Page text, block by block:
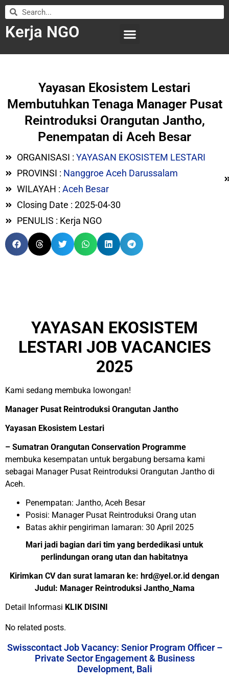
Kerja NGO
Yayasan Ekosistem Lestari
Membutuhkan Tenaga Manager Pusat
Reintroduksi Orangutan Jantho,
Penempatan di Aceh Besar
ORGANISASI : YAYASAN EKOSISTEM LESTARI
PROVINSI : Nanggroe Aceh Darussalam
WILAYAH : Aceh Besar
Closing Date : 2025-04-30
PENULIS : Kerja NGO
YAYASAN EKOSISTEM
LESTARI JOB VACANCIES
2025
Kami sedang membuka lowongan!
Manager Pusat Reintroduksi Orangutan Jantho
Yayasan Ekosistem Lestari
– Sumatran Orangutan Conservation Programme
membuka kesempatan untuk bergabung bersama kami
sebagai Manager Pusat Reintroduksi Orangutan Jantho di
Aceh.
Penempatan: Jantho, Aceh Besar
Posisi: Manager Pusat Reintroduksi Orang utan
Batas akhir pengiriman lamaran: 30 April 2025
Mari jadi bagian dari tim yang berdedikasi untuk
perlindungan orang utan dan habitatnya
Kirimkan CV dan surat lamaran ke: hrd@yel.or.id dengan
Judul: Manager Reintroduksi Jantho_Nama
Detail Informasi KLIK DISINI
No related posts.
Swisscontact Job Vacancy: Senior Program Officer –
Private Sector Engagement & Business
Development, Bali